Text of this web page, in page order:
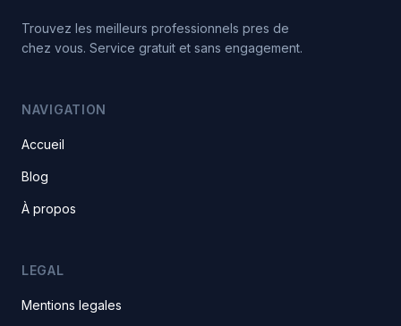
Trouvez les meilleurs professionnels pres de
chez vous. Service gratuit et sans engagement.
NAVIGATION
Accueil
Blog
À propos
LEGAL
Mentions legales